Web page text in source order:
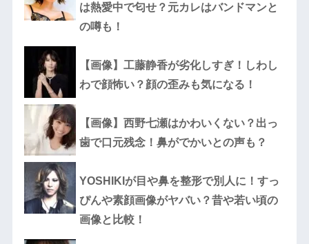
は熱愛中で匂せ？元カレはバンドマンと
の噂も！
【画像】工藤静香が劣化しすぎ！しわし
わで顔怖い？顔の歪みも気になる！
【画像】西野七瀬はかわいくない？出っ
歯で口元残念！鼻がでかいとの声も？
YOSHIKIが目や鼻を整形で別人に！すっ
ぴんや素顔画像がヤバい？昔や若い頃の
画像と比較！